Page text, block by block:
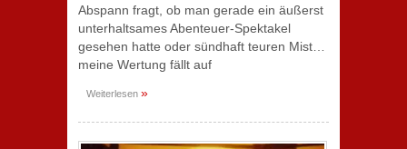
Abspann fragt, ob man gerade ein äußerst
unterhaltsames Abenteuer-Spektakel
gesehen hatte oder sündhaft teuren Mist…
meine Wertung fällt auf
Weiterlesen »